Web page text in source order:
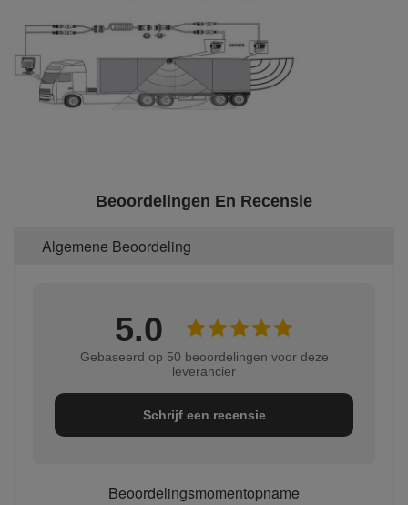
Beoordelingen En Recensie
Algemene Beoordeling
5.0
Gebaseerd op 50 beoordelingen voor deze
leverancier
Schrijf een recensie
Beoordelingsmomentopname